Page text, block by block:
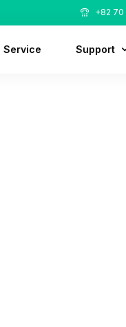
+82 70
Service Support